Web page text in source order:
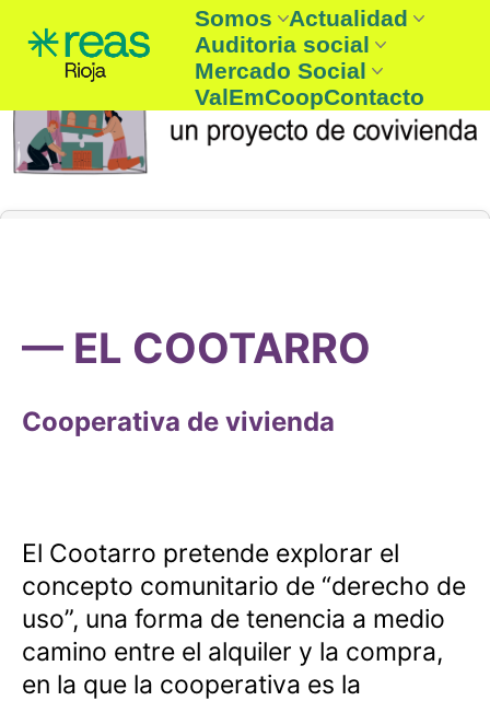
Somos
REAS Rioja
Entidades
¿Que es la Economía
Actualidad
Noticias
Boletín
Agenda
Auditoria social
Auditoria social
Auditoria Social 2025
Mercado Social
Entidades mercado social
☞ Consume lo nuestro
ValEmCoopContacto
— EL COOTARRO
Cooperativa de vivienda
El Cootarro pretende explorar el
concepto comunitario de “derecho de
uso”, una forma de tenencia a medio
camino entre el alquiler y la compra,
en la que la cooperativa es la